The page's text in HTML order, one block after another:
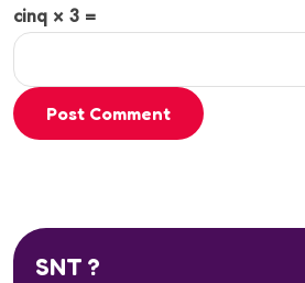
cinq × 3 =
Post Comment
SNT ?